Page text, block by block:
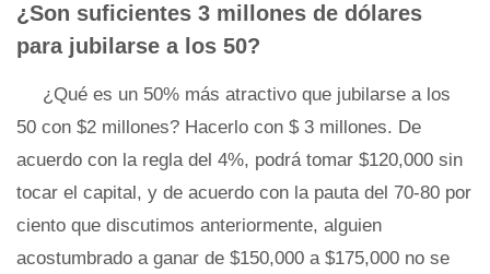
¿Son suficientes 3 millones de dólares
para jubilarse a los 50?
¿Qué es un 50% más atractivo que jubilarse a los
50 con $2 millones? Hacerlo con $ 3 millones. De
acuerdo con la regla del 4%, podrá tomar $120,000 sin
tocar el capital, y de acuerdo con la pauta del 70-80 por
ciento que discutimos anteriormente, alguien
acostumbrado a ganar de $150,000 a $175,000 no se